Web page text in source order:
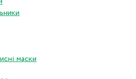
маски